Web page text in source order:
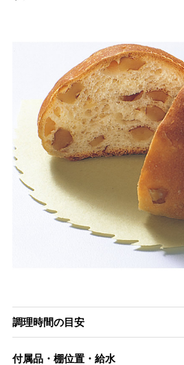
調理時間の目安
付属品・棚位置・給水